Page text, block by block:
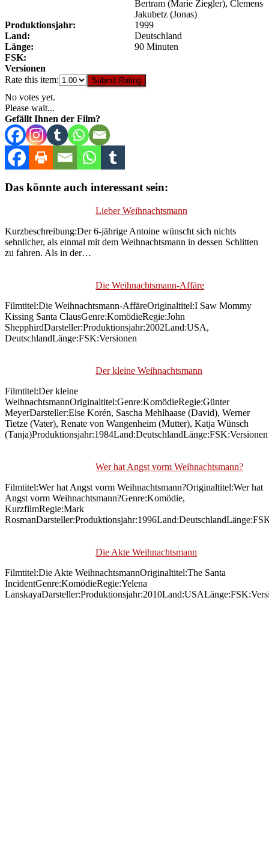
Bertram (Marie Ziegler), Clemens
Jakubetz (Jonas)
Produktionsjahr:
1999
Land:
Deutschland
Länge:
90 Minuten
FSK:
Versionen
Rate this item:
Submit Rating
No votes yet.
Please wait...
Gefällt Ihnen der Film?
Das könnte auch interessant sein:
Lieber Weihnachtsmann
Kurzbeschreibung:Der 6-jährige Antoine wünscht sich nichts
sehnlicher, als einmal mit dem Weihnachtsmann in dessen Schlitten
zu fahren. Als in der…
Die Weihnachtsmann-Affäre
Filmtitel:Die Weihnachtsmann-AffäreOriginaltitel:I Saw Mommy
Kissing Santa ClausGenre:KomödieRegie:John
ShepphirdDarsteller:Produktionsjahr:2002Land:USA,
DeutschlandLänge:FSK:Versionen
Der kleine Weihnachtsmann
Filmtitel:Der kleine
WeihnachtsmannOriginaltitel:Genre:KomödieRegie:Günter
MeyerDarsteller:Else Korén, Sascha Mehlhaase (David), Werner
Tietze (Vater), Renate von Wangenheim (Mutter), Katja Wünsch
(Tanja)Produktionsjahr:1984Land:DeutschlandLänge:FSK:Versionen
Wer hat Angst vorm Weihnachtsmann?
Filmtitel:Wer hat Angst vorm Weihnachtsmann?Originaltitel:Wer hat
Angst vorm Weihnachtsmann?Genre:Komödie,
KurzfilmRegie:Mark
Die Akte Weihnachtsmann
Filmtitel:Die Akte WeihnachtsmannOriginaltitel:The Santa
IncidentGenre:KomödieRegie:Yelena